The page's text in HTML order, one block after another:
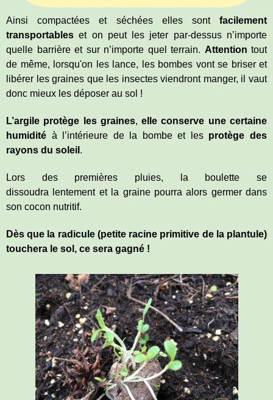
Ainsi compactées et séchées elles sont facilement
transportables et on peut les jeter par-dessus n’importe
quelle barrière et sur n’importe quel terrain. Attention tout
de même, lorsqu'on les lance, les bombes vont se briser et
libérer les graines que les insectes viendront manger, il vaut
donc mieux les déposer au sol !
L’argile protège les graines,elle conserve une certaine
humidité à l’intérieure de la bombe et les protège des
rayons du soleil .
Lors des premières pluies, la boulette se
dissoudra lentement et la graine pourra alors germer dans
son cocon nutritif.
Dès que la radicule (petite racine primitive de la plantule)
touchera le sol, ce sera gagné !